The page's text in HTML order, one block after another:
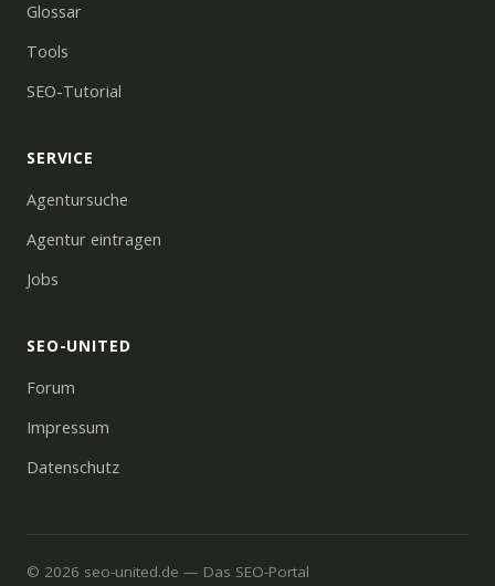
Glossar
Tools
SEO-Tutorial
SERVICE
Agentursuche
Agentur eintragen
Jobs
SEO-UNITED
Forum
Impressum
Datenschutz
© 2026 seo-united.de — Das SEO-Portal